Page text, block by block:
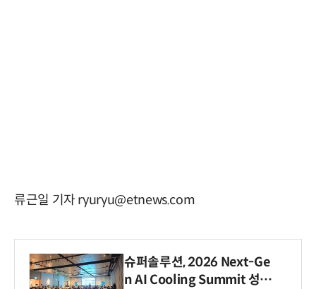
류근일 기자 ryuryu@etnews.com
슈퍼솔루션, 2026 Next-Ge
n AI Cooling Summit 성황